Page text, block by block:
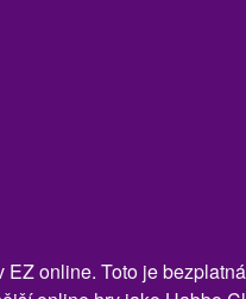
online. Toto je